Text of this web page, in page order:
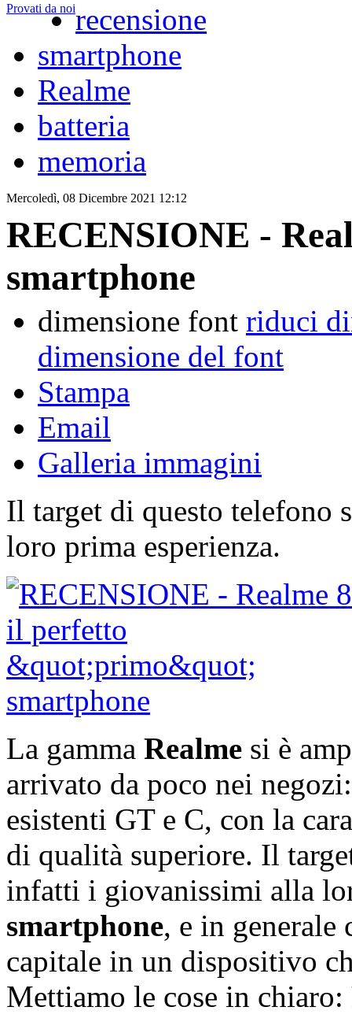
Provati da noirecensione
smartphone
Realme
batteria
memoria
Mercoledì, 08 Dicembre 2021 12:12
RECENSIONE -
smartphone
dimensione font riduci
dimensione del font
Stampa
Email
Galleria immagini
Il target di questo telefono
loro prima esperienza.
La gamma Realme si è
arrivato da poco nei
esistenti GT e C, con la
di qualità superiore. Il
infatti i giovanissimi alla
smartphone, e in
capitale in un dispositivo
Mettiamo le cose in chiaro: